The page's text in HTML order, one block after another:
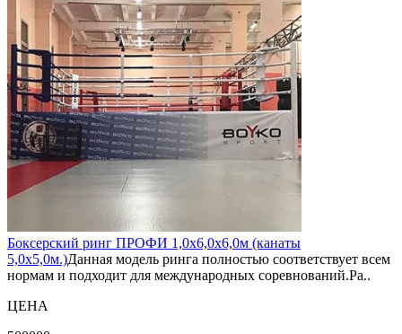
Боксерский ринг ПРОФИ 1,0х6,0х6,0м (канаты
5,0х5,0м.)Данная модель ринга полностью соответствует всем
нормам и подходит для международных соревнований.Ра..
ЦЕНА